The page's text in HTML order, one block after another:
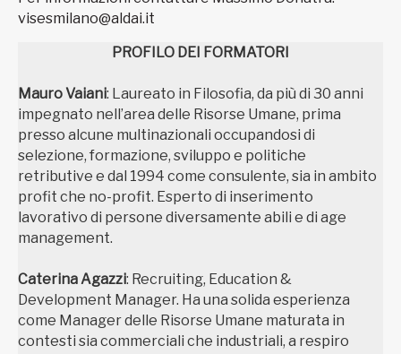
visesmilano@aldai.it
PROFILO DEI FORMATORI
Mauro Vaiani: Laureato in Filosofia, da più di 30 anni
impegnato nell’area delle Risorse Umane, prima
presso alcune multinazionali occupandosi di
selezione, formazione, sviluppo e politiche
retributive e dal 1994 come consulente, sia in ambito
profit che no-profit. Esperto di inserimento
lavorativo di persone diversamente abili e di age
management.
Caterina Agazzi: Recruiting, Education &
Development Manager. Ha una solida esperienza
come Manager delle Risorse Umane maturata in
contesti sia commerciali che industriali, a respiro